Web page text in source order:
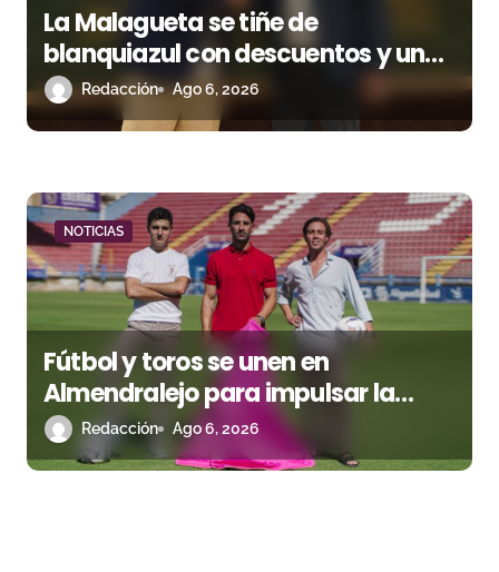
La Malagueta se tiñe de
blanquiazul con descuentos y una
corrida homenaje al Málaga CF
Redacción Ago 6, 2026
NOTICIAS
Fútbol y toros se unen en
Almendralejo para impulsar la
corrida de la Piedad
Redacción Ago 6, 2026